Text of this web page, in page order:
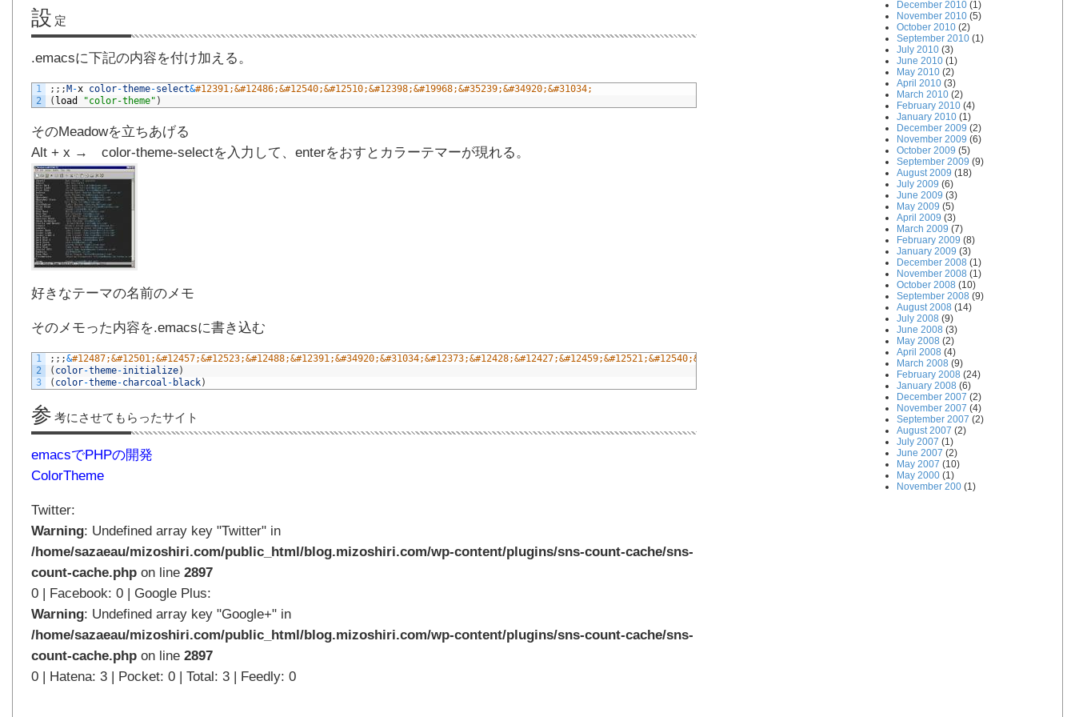
設 定
.emacsに下記の内容を付け加える。
1
2
; ; ;M-x color-theme-select&#12391;&#12486;&#12540;&#12510;&#12398;&#19968;&#35239;&#34920;&#31034;
( load "color-theme" )
そのMeadowを立ちあげる
Alt + x → color-theme-selectを入力して、enterをおすとカラーテマーが現れる。
好きなテーマの名前のメモ
そのメモった内容を.emacsに書き込む
1
2
3
; ; ;&#12487;&#12501;&#12457;&#12523;&#12488;&#12391;&#34920;&#31034;&#12373;&#12428;&#12427;&#12459;&#12521;&#12540;&#12486;&#12540;&#12510;
( color-theme-initialize)
( color-theme-charcoal - black)
参 考にさせてもらったサイト
emacsでPHPの開発
ColorTheme
Twitter:
Warning: Undefined array key "Twitter" in
/home/sazaeau/mizoshiri.com/public_html/blog.mizoshiri.com/wp-content/plugins/sns-count-cache/sns-
count-cache.php on line 2897
0 | Facebook: 0 | Google Plus:
Warning: Undefined array key "Google+" in
/home/sazaeau/mizoshiri.com/public_html/blog.mizoshiri.com/wp-content/plugins/sns-count-cache/sns-
count-cache.php on line 2897
0 | Hatena: 3 | Pocket: 0 | Total: 3 | Feedly: 0
December 2010 (1)
November 2010 (5)
October 2010 (2)
September 2010 (1)
July 2010 (3)
June 2010 (1)
May 2010 (2)
April 2010 (3)
March 2010 (2)
February 2010 (4)
January 2010 (1)
December 2009 (2)
November 2009 (6)
October 2009 (5)
September 2009 (9)
August 2009 (18)
July 2009 (6)
June 2009 (3)
May 2009 (5)
April 2009 (3)
March 2009 (7)
February 2009 (8)
January 2009 (3)
December 2008 (1)
November 2008 (1)
October 2008 (10)
September 2008 (9)
August 2008 (14)
July 2008 (9)
June 2008 (3)
May 2008 (2)
April 2008 (4)
March 2008 (9)
February 2008 (24)
January 2008 (6)
December 2007 (2)
November 2007 (4)
September 2007 (2)
August 2007 (2)
July 2007 (1)
June 2007 (2)
May 2007 (10)
May 2000 (1)
November 200 (1)